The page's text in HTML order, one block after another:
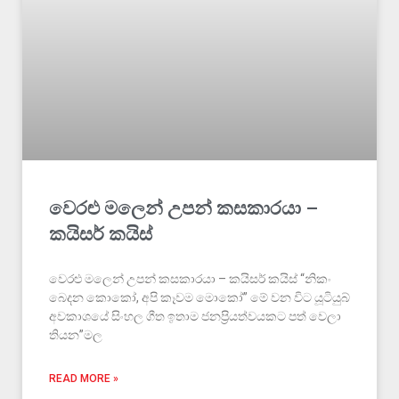
වෙරළු මලෙන් උපන් කසකාරයා –
කයිසර් කයිස්
වෙරළු මලෙන් උපන් කසකාරයා – කයිසර් කයිස් “නිකං
බෙදන කොකෝ, අපි කෑවම මොකෝ” මේ වන විට යූටියුබ්
අවකාශයේ සිංහල ගීත ඉතාම ජනප්‍රියත්වයකට පත් වෙලා
තියන”මල
READ MORE »